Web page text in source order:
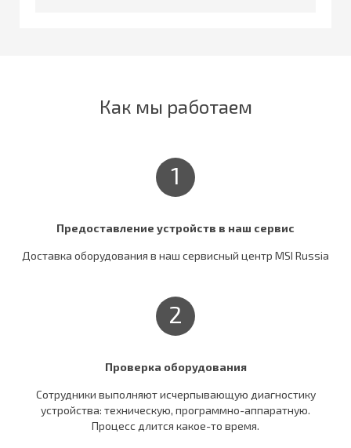
Как мы работаем
1
Предоставление устройств в наш сервис
Доставка оборудования в наш сервисный центр MSI Russia
2
Проверка оборудования
Сотрудники выполняют исчерпывающую диагностику
устройства: техническую, программно-аппаратную.
Процесс длится какое-то время.